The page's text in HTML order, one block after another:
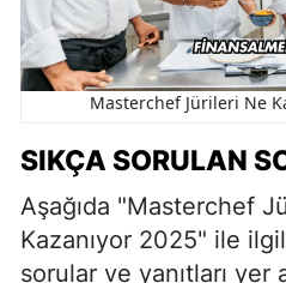
Masterchef Jürileri Ne
SIKÇA SORULAN
Aşağıda "Masterchef
Kazanıyor 2025" ile
sorular ve yanıtları yer